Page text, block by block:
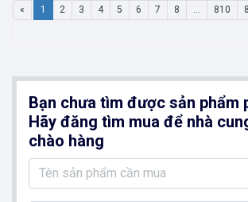
« 1 2 3 4 5 6 7 8 ... 810
Bạn chưa tìm được sản phẩm
Hãy đăng tìm mua để nhà
chào hàng